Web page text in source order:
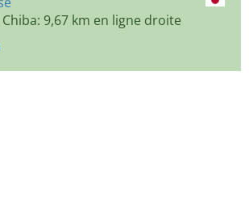
9,67 km en ligne droite